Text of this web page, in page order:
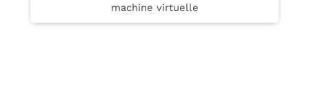
machine virtuelle